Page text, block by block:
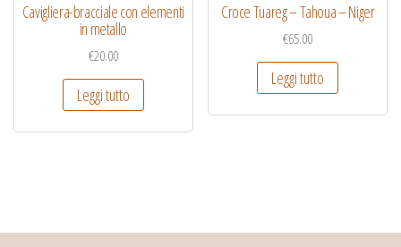
Cavigliera-bracciale con elementi
in metallo
€20.00
Leggi tutto
Croce Tuareg – Tahoua – Niger
€65.00
Leggi tutto